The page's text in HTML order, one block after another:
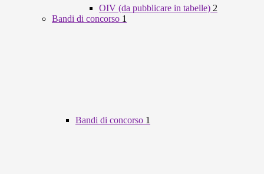
OIV (da pubblicare in tabelle) 2
Bandi di concorso 1
Bandi di concorso 1